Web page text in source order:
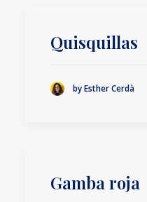
Quisquillas
by Esther Cerdà
Gamba roja